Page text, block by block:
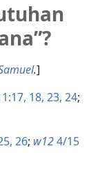
.]
18, 23, 24;
26; w124/15